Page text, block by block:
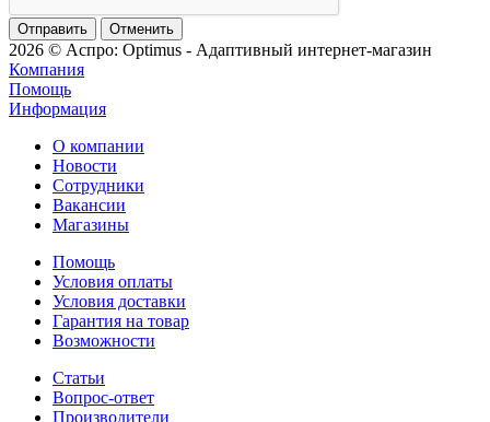
Отменить
2026 © Аспро: Optimus - Адаптивный интернет-магазин
Компания
Помощь
Информация
О компании
Новости
Сотрудники
Вакансии
Магазины
Помощь
Условия оплаты
Условия доставки
Гарантия на товар
Возможности
Статьи
Вопрос-ответ
Производители